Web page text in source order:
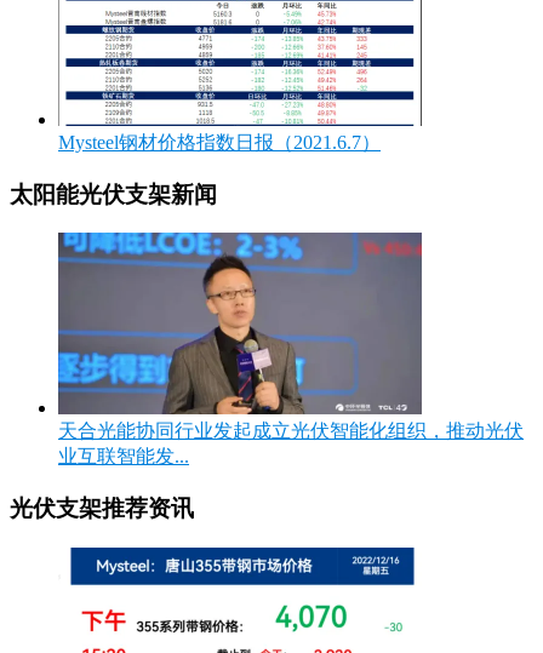
Mysteel钢材价格指数日报（2021.6.7）
太阳能光伏支架新闻
天合光能协同行业发起成立光伏智能化组织，推动光伏
业互联智能发...
光伏支架推荐资讯